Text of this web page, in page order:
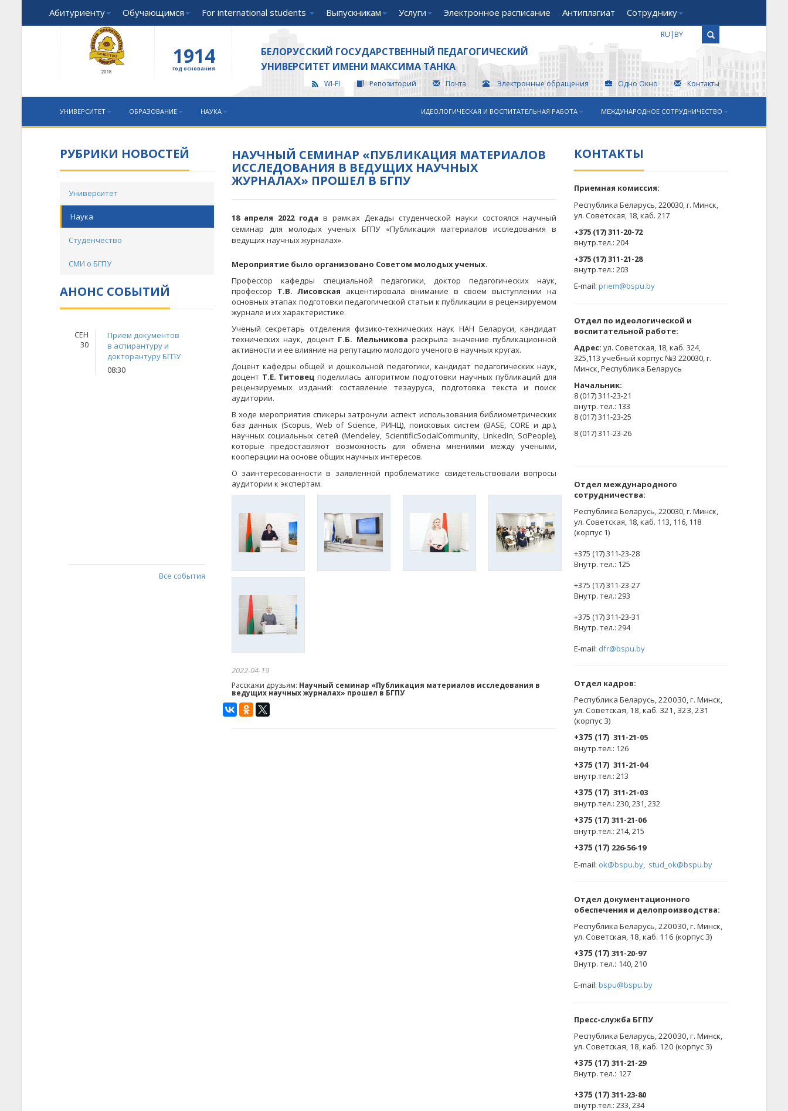
Абитуриенту Обучающимся For international students Выпускникам Услуги Электронное расписание Антиплагиат Сотруднику
1914
год основания
БЕЛОРУССКИЙ ГОСУДАРСТВЕННЫЙ ПЕДАГОГИЧЕСКИЙ
УНИВЕРСИТЕТ ИМЕНИ МАКСИМА ТАНКА
RU | BY
WI-FI Репозиторий Почта Электронные обращения Одно Окно Контакты
УНИВЕРСИТЕТ ОБРАЗОВАНИЕ НАУКА МЕЖДУНАРОДНОЕ СОТРУДНИЧЕСТВО
ИДЕОЛОГИЧЕСКАЯ И ВОСПИТАТЕЛЬНАЯ РАБОТА
РУБРИКИ НОВОСТЕЙ
Университет
Наука
Студенчество
СМИ о БГПУ
АНОНС СОБЫТИЙ
СЕН
30
Прием документов
в аспирантуру и
докторантуру БГПУ
08:30
Все события
НАУЧНЫЙ СЕМИНАР «ПУБЛИКАЦИЯ МАТЕРИАЛОВ
ИССЛЕДОВАНИЯ В ВЕДУЩИХ НАУЧНЫХ
ЖУРНАЛАХ» ПРОШЕЛ В БГПУ
18 апреля 2022 годав рамках Декады студенческой науки состоялся научный
семинар для молодых ученых БГПУ «Публикация материалов исследования в
ведущих научных журналах».
Мероприятие было организовано Советом молодых ученых.
Профессор кафедры специальной педагогики, доктор педагогических наук,
профессор Т.В. Лисовская акцентировала внимание в своем выступлении на
основных этапах подготовки педагогической статьи к публикации в рецензируемом
журнале и их характеристике.
Ученый секретарь отделения физико-технических наук НАН Беларуси, кандидат
технических наук, доцент Г.Б. Мельниковараскрыла значение публикационной
активности и ее влияние на репутацию молодого ученого в научных кругах.
Доцент кафедры общей и дошкольной педагогики, кандидат педагогических наук,
доцент Т.Е. Титовец поделилась алгоритмом подготовки научных публикаций для
рецензируемых изданий: составление тезауруса, подготовка текста и поиск
аудитории.
В ходе мероприятия спикеры затронули аспект использования библиометрических
баз данных (Scopus, Web of Science, РИНЦ), поисковых систем (BASE, CORE и др.),
научных социальных сетей (Mendeley, ScientificSocialCommunity, LinkedIn, SciPeople),
которые предоставляют возможность для обмена мнениями между учеными,
кооперации на основе общих научных интересов.
О заинтересованности в заявленной проблематике свидетельствовали вопросы
аудитории к экспертам.
2022-04-19
Расскажи друзьям: Научный семинар «Публикация материалов исследования в
ведущих научных журналах» прошел в БГПУ
КОНТАКТЫ
Приемная комиссия:
Республика Беларусь, 220030, г. Минск,
ул. Советская, 18, каб. 217
+375 (17) 311-20-72
​внутр.тел.: 204
+375 (17) 311-21-28
​внутр.тел.: 203
E-mail:priem@bspu.by
Отдел по идеологической и
воспитательной работе:
Адрес:ул. Советская, 18, каб. 324,
325,113 учебный корпус №3 220030, г.
Минск, Республика Беларусь
Начальник:
8 (017) 311-23-21
внутр. тел.: 133
8 (017) 311-23-25
8 (017) 311-23-26
Отдел международного
сотрудничества:
Республика Беларусь, 220030, г. Минск,
ул. Советская, 18, каб. 113, 116, 118
(корпус 1)
+375 (17) 311-23-28
Внутр. тел.: 125
+375 (17) 311-23-27
Внутр. тел.: 293
+375 (17) 311-23-31
Внутр. тел.: 294
E-mail: dfr@bspu.by
Отдел кадров:
Республика Беларусь, 220030, г. Минск,
ул. Советская, 18, каб. 321, 323, 231
(корпус 3)
+375 (17) 311-21-05
внутр.тел.: 126
+375 (17) 311-21-04
внутр.тел.: 213
+375 (17) 311-21-03
внутр.тел.: 230, 231, 232
+375 (17) 311-21-06
внутр.тел.: 214, 215
+375 (17) 226-56-19
E-mail: ok@bspu.by, stud_ok@bspu.by
Oтдел документационного
обеспечения и делопроизводства:
Республика Беларусь, 220030, г. Минск,
ул. Советская, 18, каб. 116 (корпус 3)
+375 (17)311-20-97
Внутр. тел.: 140, 210
E-mail:bspu@bspu.by
Пресс-служба БГПУ
Республика Беларусь, 220030, г. Минск,
ул. Советская, 18, каб. 120 (корпус 3)
+375 (17)311-21-29
Внутр. тел.: 127
+375 (17) 311-23-80
внутр.тел.: 233, 234